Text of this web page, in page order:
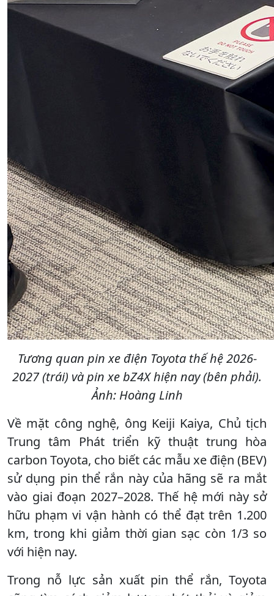
Tương quan pin xe điện Toyota thế hệ 2026-
2027 (trái) và pin xe bZ4X hiện nay (bên phải).
Ảnh: Hoàng Linh
Về mặt công nghệ, ông Keiji Kaiya, Chủ tịch
Trung tâm Phát triển kỹ thuật trung hòa
carbon Toyota, cho biết các mẫu xe điện (BEV)
sử dụng pin thể rắn này của hãng sẽ ra mắt
vào giai đoạn 2027–2028. Thế hệ mới này sở
hữu phạm vi vận hành có thể đạt trên 1.200
km, trong khi giảm thời gian sạc còn 1/3 so
với hiện nay.
Trong nỗ lực sản xuất pin thể rắn, Toyota